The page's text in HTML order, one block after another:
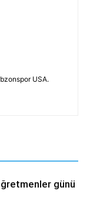
USA.
günü